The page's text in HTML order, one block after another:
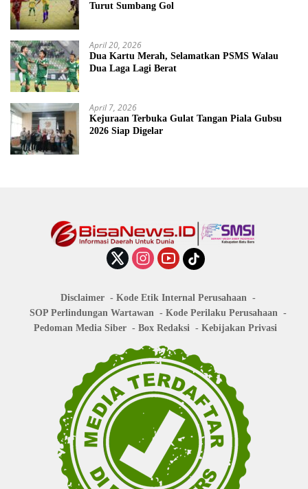
Turut Sumbang Gol
April 20, 2026
Dua Kartu Merah, Selamatkan PSMS Walau
Dua Laga Lagi Berat
April 7, 2026
Kejuraan Terbuka Gulat Tangan Piala Gubsu
2026 Siap Digelar
Disclaimer
Kode Etik Internal Perusahaan
SOP Perlindungan Wartawan
Kode Perilaku Perusahaan
Pedoman Media Siber
Box Redaksi Kebijakan Privasi